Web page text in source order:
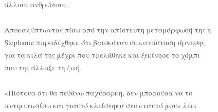
άλλους ανθρώπους.
Αποκαλύπτωντας πίσω από την απίστευτη μεταμόρφωσή της η
Stephanie παραδέχθηκε ότι βρισκόταν σε κατάσταση άρνησης
για τα κιλά της μέχρι που τρελάθηκε και ξεκίνησε το χόμπι
που της άλλαξε τη ζωή.
«Πίστευα ότι θα πεθάνω παχύσαρκη, δεν μπορούσα να το
αντιμετωπίσω και γιαυτό κλείστηκα στον εαυτό μου» λέει